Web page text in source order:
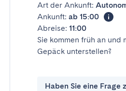
Art der Ankunft:
Ankunft: ab 15:00
Abreise: 11:00
Sie kommen früh an und
Gepäck unterstellen?
Haben Sie eine Frage